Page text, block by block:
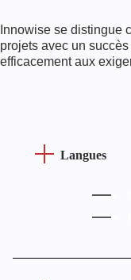
Innowise se distingue
projets avec un
efficacement aux
Langues